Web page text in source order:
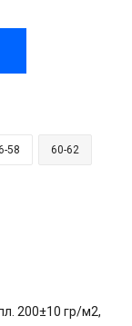
58 60-62
200±10 гр/м2,